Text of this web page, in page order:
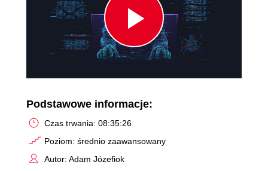
Play
Video
Podstawowe informacje:
Czas trwania: 08:35:26
Poziom: średnio zaawansowany
Autor: Adam Józefiok